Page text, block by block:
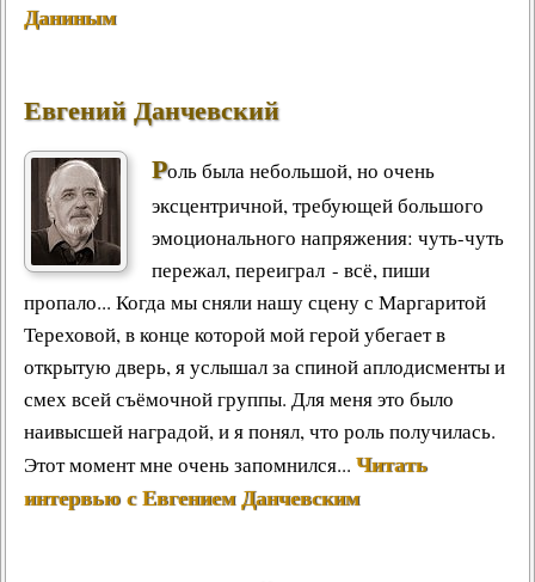
Даниным
Евгений Данчевский
Роль была небольшой, но очень
эксцентричной, требующей большого
эмоционального напряжения: чуть-чуть
пережал, переиграл - всё, пиши
пропало... Когда мы сняли нашу сцену с Маргаритой
Тереховой, в конце которой мой герой убегает в
открытую дверь, я услышал за спиной аплодисменты и
смех всей съёмочной группы. Для меня это было
наивысшей наградой, и я понял, что роль получилась.
Этот момент мне очень запомнился... Читать
интервью с Евгением Данчевским